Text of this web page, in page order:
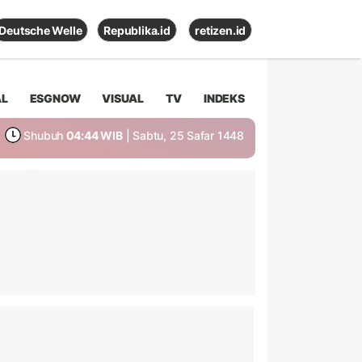
Deutsche Welle Republika.id retizen.id
ESGNOW VISUAL TV INDEKS
Shubuh 04:44 WIB | Sabtu, 25 Safar 1448